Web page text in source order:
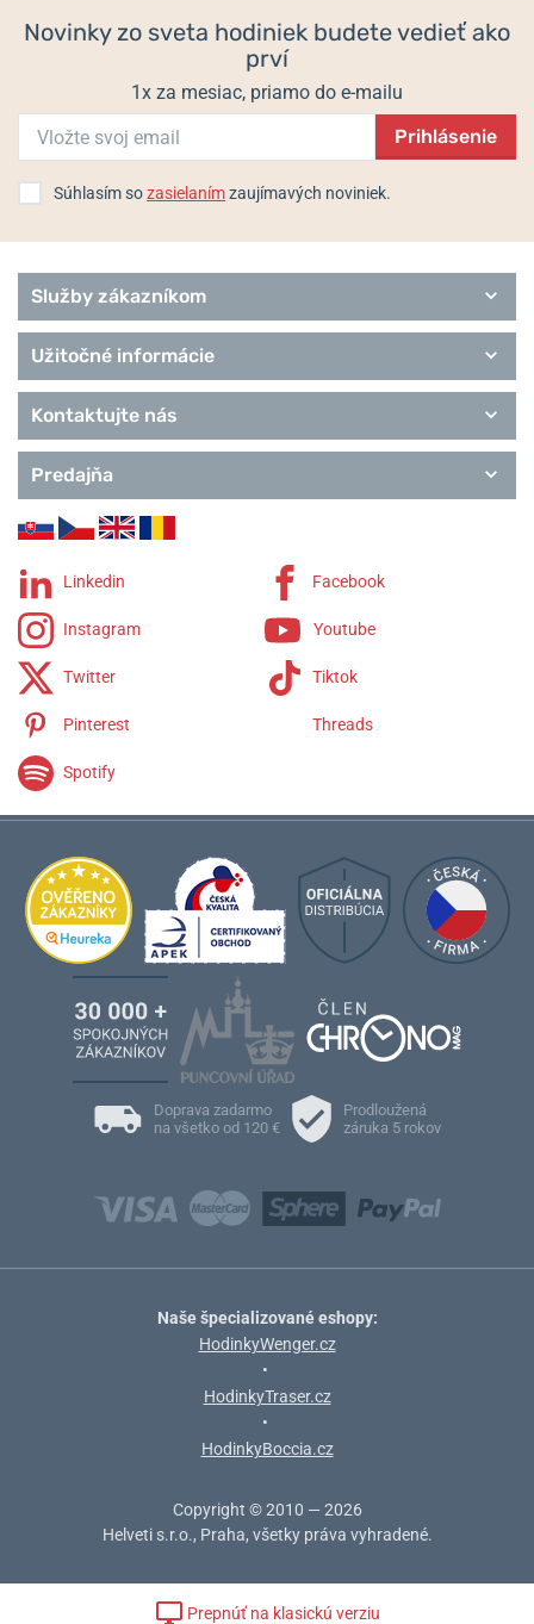
Novinky zo sveta hodiniek budete vedieť ako
prví
1x za mesiac, priamo do e-mailu
Prihlásenie
Súhlasím sozasielanímzaujímavých noviniek.
Služby zákazníkom
Užitočné informácie
Kontaktujte nás
Predajňa
Linkedin Facebook
Instagram Youtube
Twitter Tiktok
Pinterest Threads
Spotify
Doprava zadarmo
na všetko od 120 €
Prodloužená
záruka 5 rokov
Naše špecializované eshopy:
HodinkyWenger.cz
•
HodinkyTraser.cz
•
HodinkyBoccia.cz
Copyright © 2010 — 2026
Helveti s.r.o., Praha, všetky práva vyhradené.
Prepnúť na klasickú verziu